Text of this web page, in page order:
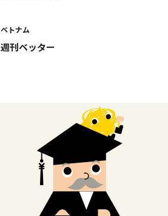
ベトナム
週刊ベッター